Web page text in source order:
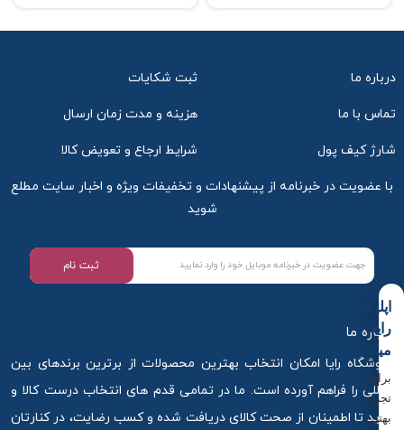
درباره ما ثبت شکایات
تماس با ما هزینه و مدت زمان ارسال
شارژ کیف پول شرایط ارجاع و تعویض کالا
با عضویت در خبرنامه از پیشنهادات و تخفیفات ویژه و اخبار سایت مطلع
شوید
ثبت نام
درباره ما
فروشگاه رایا امکان انتخاب بهترین محصولات از برترین برندهای بین
المللی را فراهم آورده است. ما در تمامی قدم های انتخاب درست کالا و
خرید تا اطمینان از صحت کالای دریافت شده و کسب رضایت، در کنارتان
اپلیکیشن
رایا
میکاپ
برای
تجربه
بهتر